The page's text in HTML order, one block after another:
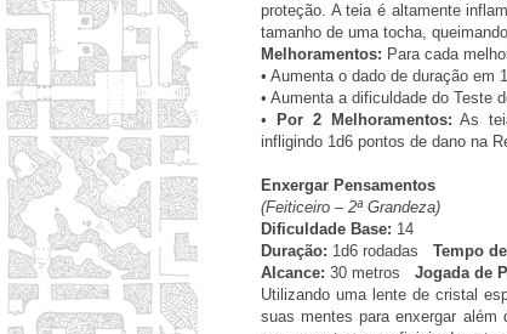
proteção. A teia é altamente
tamanho de uma tocha,
Melhoramentos: Para cada
• Aumenta o dado de duração em
• Aumenta a dificuldade do Teste
•
Por 2 Melhoramentos: As
infligindo 1d6 pontos de dano na
Enxergar Pensamentos
(Feiticeiro – 2ª Grandeza)
Dificuldade Base: 14
Duração: 1d6 rodadas Tempo
Alcance: 30 metros Jogada de
Utilizando uma lente de cristal
suas mentes para enxergar além